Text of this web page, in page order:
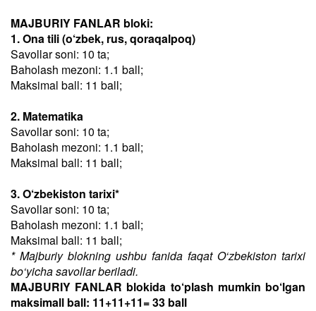
MAJBURIY FANLAR bloki:
1. Ona tili (o‘zbek, rus, qoraqalpoq)
Savollar soni: 10 ta;
Baholash mezoni: 1.1 ball;
Maksimal ball: 11 ball;
2. Matematika
Savollar soni: 10 ta;
Baholash mezoni: 1.1 ball;
Maksimal ball: 11 ball;
3. O‘zbekiston tarixi*
Savollar soni: 10 ta;
Baholash mezoni: 1.1 ball;
Maksimal ball: 11 ball;
* Majburiy blokning ushbu fanida faqat O‘zbekiston tarixi
bo‘yicha savollar beriladi.
MAJBURIY FANLAR blokida to‘plash mumkin bo‘lgan
maksimall ball: 11+11+11= 33 ball